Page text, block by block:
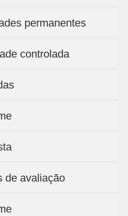
permanentes
controlada
de avaliação